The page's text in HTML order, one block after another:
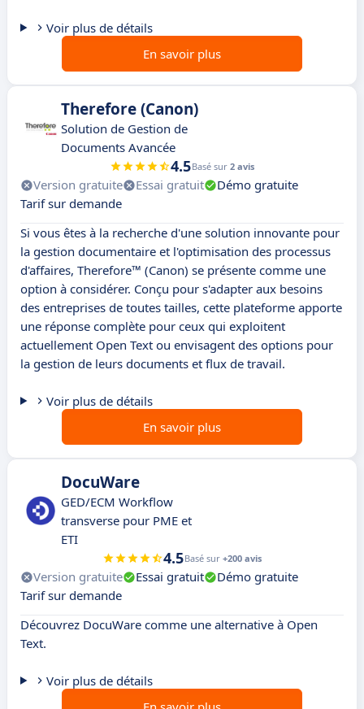
Voir plus de détails
En savoir plus
Therefore (Canon)
Solution de Gestion de
Documents Avancée
4.5Basé sur 2 avis
Version gratuite Essai gratuit
Démo gratuite
Tarif sur demande
Si vous êtes à la recherche d'une solution innovante pour
la gestion documentaire et l'optimisation des processus
d'affaires, Therefore™ (Canon) se présente comme une
option à considérer. Conçu pour s'adapter aux besoins
des entreprises de toutes tailles, cette plateforme apporte
une réponse complète pour ceux qui exploitent
actuellement Open Text ou envisagent des options pour
la gestion de leurs documents et flux de travail.
Voir plus de détails
En savoir plus
DocuWare
GED/ECM Workflow
transverse pour PME et
ETI
4.5Basé sur +200 avis
Version gratuite Essai gratuit
Démo gratuite
Tarif sur demande
Découvrez DocuWare comme une alternative à Open
Text.
Voir plus de détails